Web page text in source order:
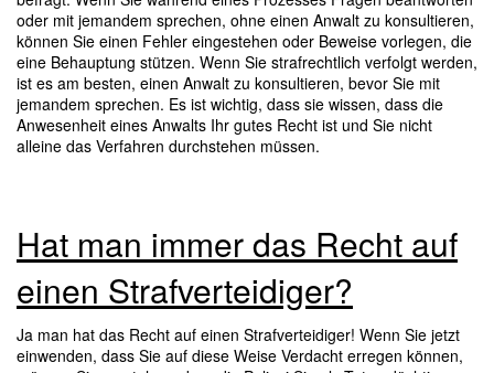
oder mit jemandem sprechen, ohne einen Anwalt zu konsultieren,
können Sie einen Fehler eingestehen oder Beweise vorlegen, die
eine Behauptung stützen. Wenn Sie strafrechtlich verfolgt werden,
ist es am besten, einen Anwalt zu konsultieren, bevor Sie mit
jemandem sprechen. Es ist wichtig, dass sie wissen, dass die
Anwesenheit eines Anwalts Ihr gutes Recht ist und Sie nicht
alleine das Verfahren durchstehen müssen.
Hat man immer das Recht auf
einen Strafverteidiger?
Ja man hat das Recht auf einen Strafverteidiger! Wenn Sie jetzt
einwenden, dass Sie auf diese Weise Verdacht erregen können,